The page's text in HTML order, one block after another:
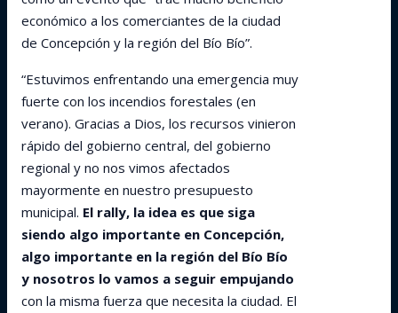
económico a los comerciantes de la ciudad
de Concepción y la región del Bío Bío”.
“Estuvimos enfrentando una emergencia muy
fuerte con los incendios forestales (en
verano). Gracias a Dios, los recursos vinieron
rápido del gobierno central, del gobierno
regional y no nos vimos afectados
mayormente en nuestro presupuesto
municipal. El rally, la idea es que siga
siendo algo importante en Concepción,
algo importante en la región del Bío Bío
y nosotros lo vamos a seguir empujando
con la misma fuerza que necesita la ciudad. El